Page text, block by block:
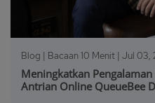
Blog | Bacaan 10 Menit | Jul 03,
Meningkatkan
Antrian Online QueueBee